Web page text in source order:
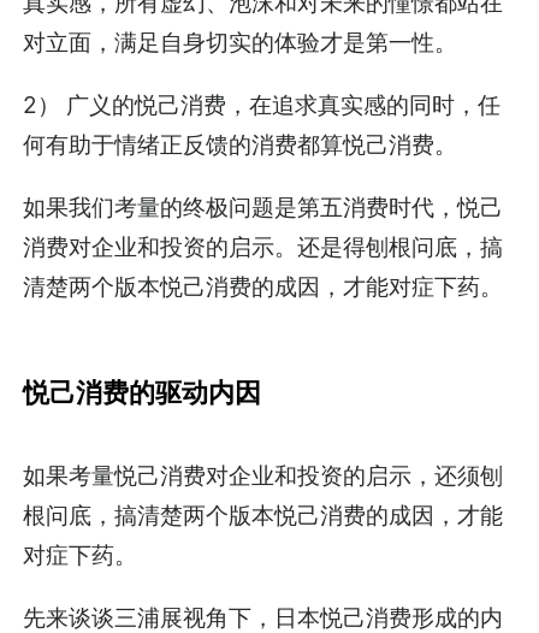
对立面，满足自身切实的体验才是第一性。
2） 广义的悦己消费，在追求真实感的同时，任
何有助于情绪正反馈的消费都算悦己消费。
如果我们考量的终极问题是第五消费时代，悦己
消费对企业和投资的启示。还是得刨根问底，搞
清楚两个版本悦己消费的成因，才能对症下药。
悦己消费的驱动内因
如果考量悦己消费对企业和投资的启示，还须刨
根问底，搞清楚两个版本悦己消费的成因，才能
对症下药。
先来谈谈三浦展视角下，日本悦己消费形成的内